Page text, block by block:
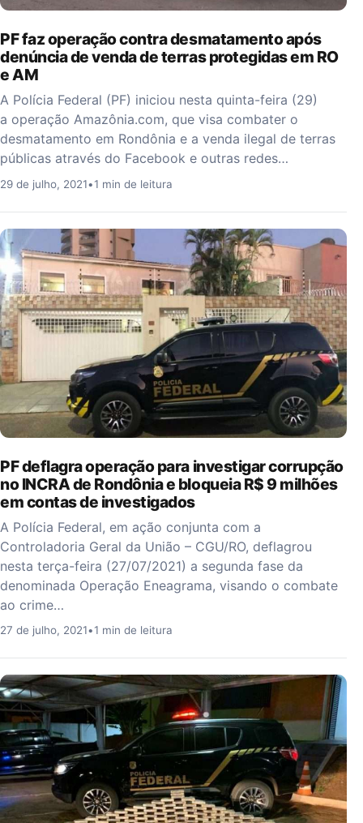
PF faz operação contra desmatamento após
denúncia de venda de terras protegidas em RO
e AM
A Polícia Federal (PF) iniciou nesta quinta-feira (29)
a operação Amazônia.com, que visa combater o
desmatamento em Rondônia e a venda ilegal de terras
públicas através do Facebook e outras redes…
29 de julho, 2021•1 min de leitura
PF deflagra operação para investigar corrupção
no INCRA de Rondônia e bloqueia R$ 9 milhões
em contas de investigados
A Polícia Federal, em ação conjunta com a
Controladoria Geral da União – CGU/RO, deflagrou
nesta terça-feira (27/07/2021) a segunda fase da
denominada Operação Eneagrama, visando o combate
ao crime…
27 de julho, 2021•1 min de leitura